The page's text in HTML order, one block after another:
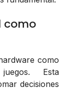
como
como
Esta
decisiones